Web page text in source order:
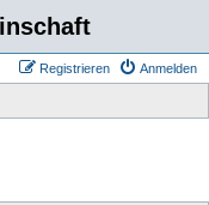
Anmelden
Registrieren